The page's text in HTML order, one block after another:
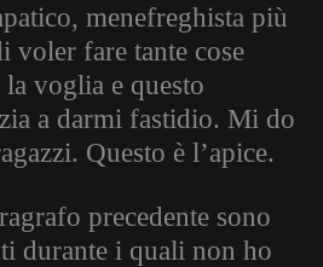
menefreghista più
voler fare tante cose
voglia e questo
a darmi fastidio. Mi do
Questo è l’apice.
precedente sono
durante i quali non ho